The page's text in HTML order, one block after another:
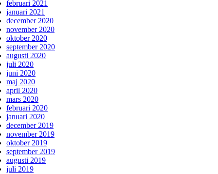
februari 2021
januari 2021
december 2020
november 2020
oktober 2020
september 2020
augusti 2020
juli 2020
juni 2020
maj 2020
april 2020
mars 2020
februari 2020
januari 2020
december 2019
november 2019
oktober 2019
september 2019
augusti 2019
juli 2019